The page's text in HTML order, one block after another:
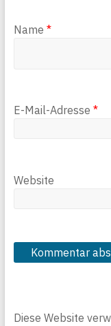
Name *
E-Mail-Adresse *
Website
Diese Website